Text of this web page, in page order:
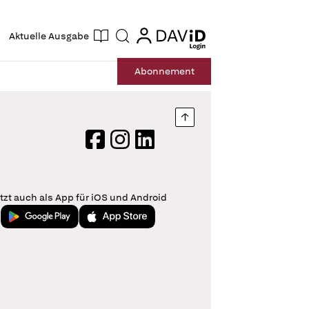
Aktuelle Ausgabe Suche login
login
Abonnement
Nach oben springen
FacebookInstagram
LinkedIn
auch als App für iOS und Android
Jetzt bei Google PlayLaden im App Store